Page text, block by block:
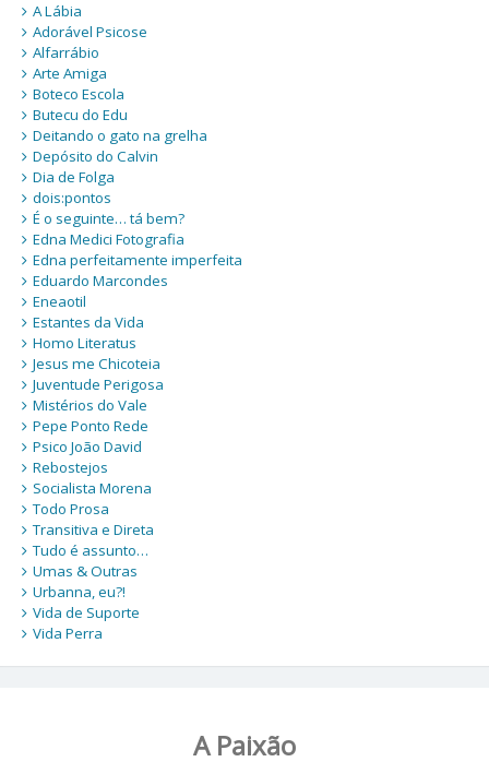
A Lábia
Adorável Psicose
Alfarrábio
Arte Amiga
Boteco Escola
Butecu do Edu
Deitando o gato na grelha
Depósito do Calvin
Dia de Folga
dois:pontos
É o seguinte… tá bem?
Edna Medici Fotografia
Edna perfeitamente imperfeita
Eduardo Marcondes
Eneaotil
Estantes da Vida
Homo Literatus
Jesus me Chicoteia
Juventude Perigosa
Mistérios do Vale
Pepe Ponto Rede
Psico João David
Rebostejos
Socialista Morena
Todo Prosa
Transitiva e Direta
Tudo é assunto…
Umas & Outras
Urbanna, eu?!
Vida de Suporte
Vida Perra
A Paixão